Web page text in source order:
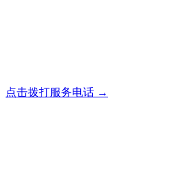
点击拨打服务电话 →